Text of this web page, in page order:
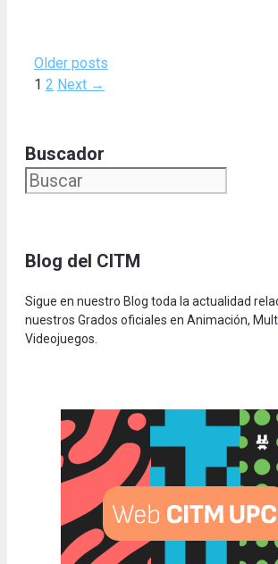
Older posts
Page
1 Page
2 Next →
Buscador
Blog del CITM
Sigue en nuestro Blog toda la actualidad
nuestros Grados oficiales en Animación,
Videojuegos.